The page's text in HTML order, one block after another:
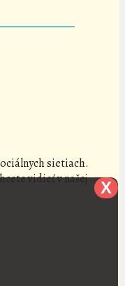
sietiach.
vidieť v našej
X